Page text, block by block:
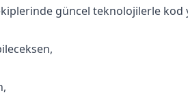
güncel teknolojilerle kod